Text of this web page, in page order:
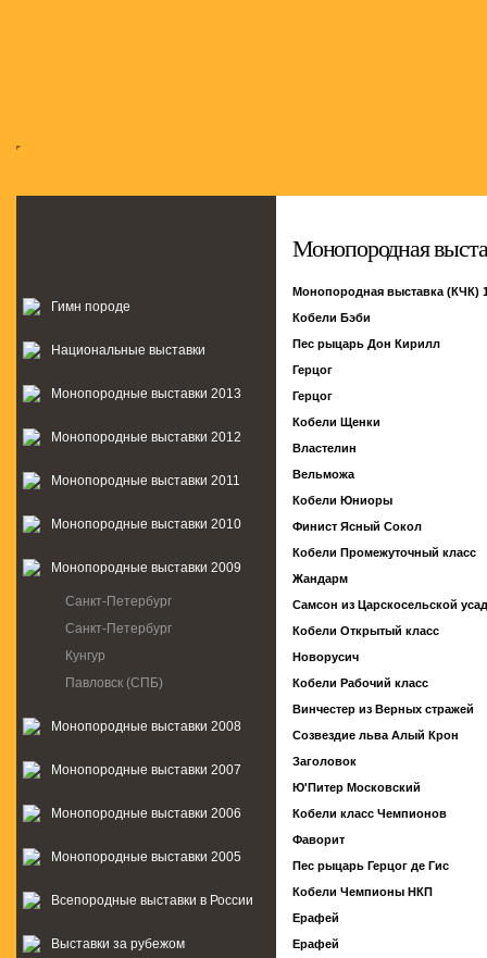
Гимн породе
Национальные выставки
Монопородные выставки 2013
Монопородные выставки 2012
Монопородные выставки 2011
Монопородные выставки 2010
Монопородные выставки 2009
Санкт-Петербург
Санкт-Петербург
Кунгур
Павловск (СПБ)
Монопородные выставки 2008
Монопородные выставки 2007
Монопородные выставки 2006
Монопородные выставки 2005
Всепородные выставки в России
Выставки за рубежом
Монопородная
Монопородная выставка (КЧК)
Кобели Бэби
Пес рыцарь Дон Кирилл
Герцог
Герцог
Кобели Щенки
Властелин
Вельможа
Кобели Юниоры
Финист Ясный Сокол
Кобели Промежуточный класс
Жандарм
Самсон из Царскосельской
Кобели Открытый класс
Новорусич
Кобели Рабочий класс
Винчестер из Верных стражей
Созвездие льва Алый Крон
Заголовок
Ю'Питер Московский
Кобели класс Чемпионов
Фаворит
Пес рыцарь Герцог де Гис
Кобели Чемпионы НКП
Ерафей
Ерафей